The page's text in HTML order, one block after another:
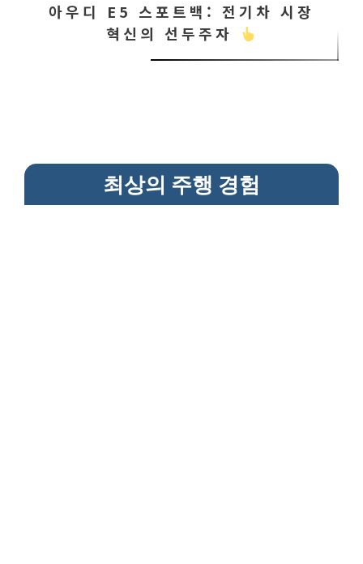
아우디 E5 스포트백: 전기차 시장
혁신의 선두주자
최상의 주행 경험